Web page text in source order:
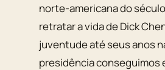
norte-americana do
retratar a vida de Dick
juventude até seus anos
presidência conseguimos